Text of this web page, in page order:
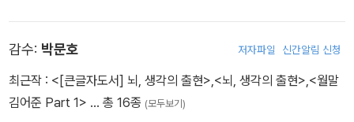
이 책은 무의식의 세계를 신경과학과 뇌과학을 토대로 탐험하려는 대
담한 시도가 실현된 책이다. 뇌에 관한 방대한 연구를 다루면서도 베
론과 학계는 물론, 동시대 과학저술가들에게 관심과 찬사를 받았다.
기묘하고 경이로운 임상 사례들을 통해 뇌 속에 숨겨진 ‘무의식 회
내러티브 앤 넘버스>> <<구루들의 투자법>> <<피싱의 경제학>>
등이 있다.
감수: 박문호 저자파일 신간알림 신청
최근작 : <[큰글자도서] 뇌, 생각의 출현> <뇌, 생각의 출현> <월말
김어준 Part 1> … 총 16종 (모두보기)